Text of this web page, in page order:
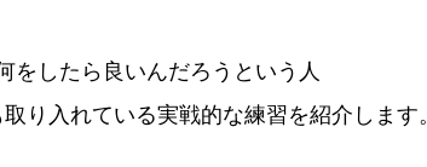
をしたら良いんだろうという人
り入れている実戦的な練習を紹介します。